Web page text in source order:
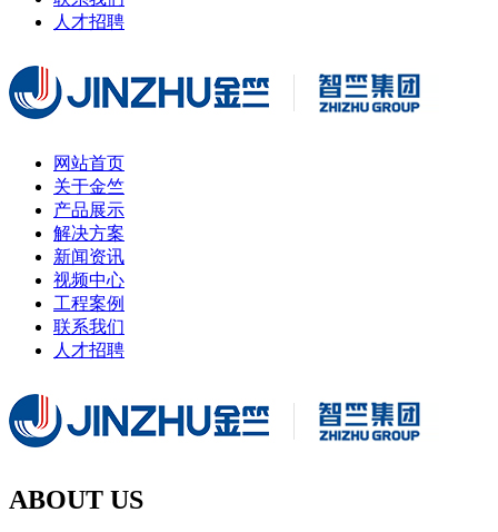
人才招聘
网站首页
关于金竺
产品展示
解决方案
新闻资讯
视频中心
工程案例
联系我们
人才招聘
ABOUT US